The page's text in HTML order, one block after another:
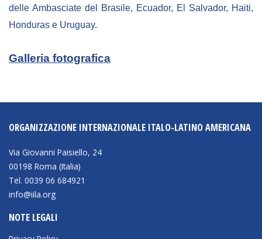
delle Ambasciate del Brasile, Ecuador, El Salvador, Haiti,
Honduras e Uruguay.
Galleria fotografica
ORGANIZZAZIONE INTERNAZIONALE ITALO-LATINO AMERICANA
Via Giovanni Paisiello, 24
00198 Roma (Italia)
Tel. 0039 06 684921
info@iila.org
NOTE LEGALI